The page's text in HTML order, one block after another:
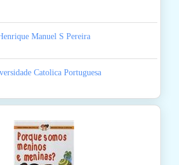
Manuel S Pereira
Catolica Portuguesa